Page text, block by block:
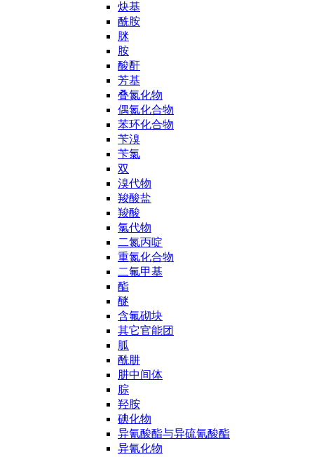
炔基
酰胺
脒
胺
酸酐
芳基
叠氮化物
偶氮化合物
苯环化合物
苄溴
苄氯
双
溴代物
羧酸盐
羧酸
氯代物
二氮丙啶
重氮化合物
二氟甲基
酯
醚
含氟砌块
其它官能团
胍
酰肼
肼中间体
腙
羟胺
碘化物
异氰酸酯与异硫氰酸酯
异氰化物